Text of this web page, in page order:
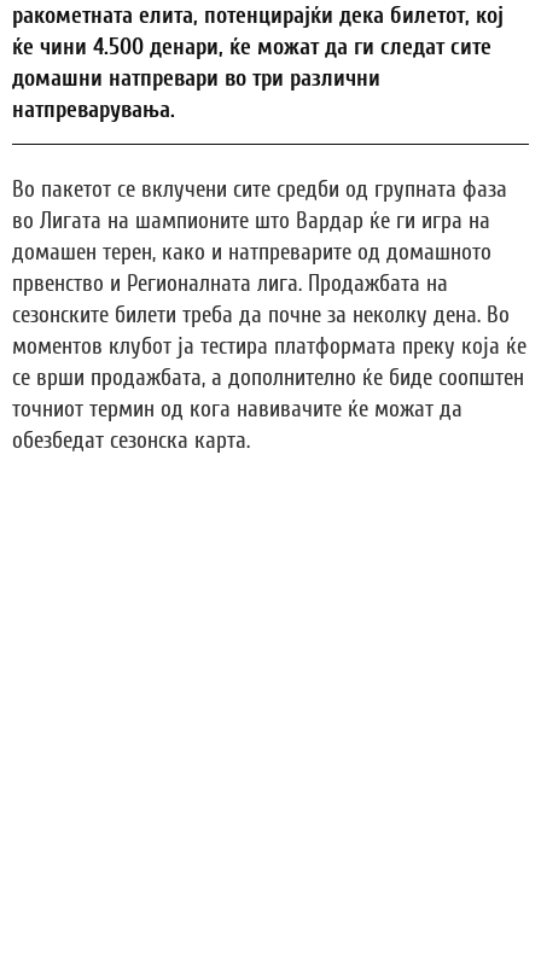
ракометната елита, потенцирајќи дека билетот, кој
ќе чини 4.500 денари, ќе можат да ги следат сите
домашни натпревари во три различни
натпреварувања.
Во пакетот се вклучени сите средби од групната фаза
во Лигата на шампионите што Вардар ќе ги игра на
домашен терен, како и натпреварите од домашното
првенство и Регионалната лига. Продажбата на
сезонските билети треба да почне за неколку дена. Во
моментов клубот ја тестира платформата преку која ќе
се врши продажбата, а дополнително ќе биде соопштен
точниот термин од кога навивачите ќе можат да
обезбедат сезонска карта.